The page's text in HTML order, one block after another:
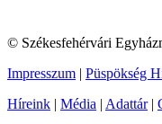
© Székesfehérvári
Impresszum | Püspökség
Híreink | Média | Adattár|